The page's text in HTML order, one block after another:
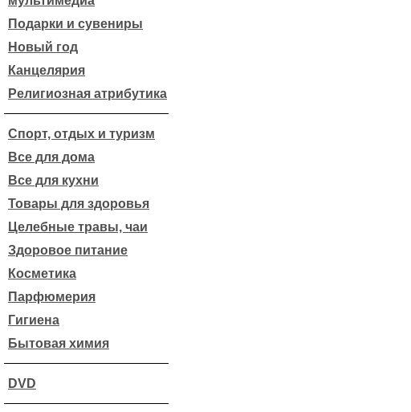
Подарки и сувениры
Новый год
Канцелярия
Религиозная атрибутика
Спорт, отдых и туризм
Все для дома
Все для кухни
Товары для здоровья
Целебные травы, чаи
Здоровое питание
Косметика
Парфюмерия
Гигиена
Бытовая химия
DVD